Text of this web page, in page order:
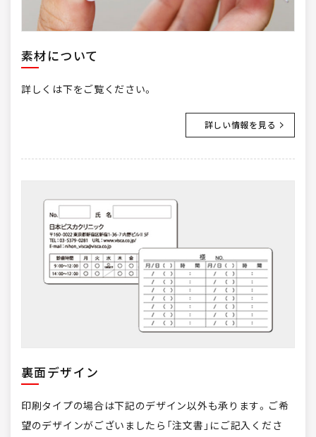
素材について
詳しくは下をご覧ください。
詳しい情報を見る
裏面デザイン
印刷タイプの場合は下記のデザイン以外も承ります。ご希
望のデザインがございましたら「注文書」にご記入くださ